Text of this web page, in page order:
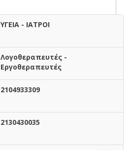
ΥΓΕΙΑ - ΙΑΤΡΟΙ
Λογοθεραπευτές -
Εργοθεραπευτές
2104933309
2130430035